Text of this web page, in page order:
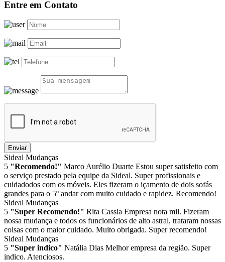
Entre em Contato
Enviar
Sideal Mudanças
5 "Recomendo!" Marco Aurélio Duarte Estou super satisfeito com
o serviço prestado pela equipe da Sideal. Super profissionais e
cuidadodos com os móveis. Eles fizeram o içamento de dois sofás
grandes para o 5º andar com muito cuidado e rapidez. Recomendo!
Sideal Mudanças
5 "Super Recomendo!" Rita Cassia Empresa nota mil. Fizeram
nossa mudança e todos os funcionários de alto astral, trataram nossas
coisas com o maior cuidado. Muito obrigada. Super recomendo!
Sideal Mudanças
5 "Super indico" Natália Dias Melhor empresa da região. Super
indico. Atenciosos.